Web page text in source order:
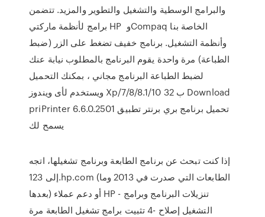
والبرامج الوسطية والتشغيل والتطوير والمزيد. تتضمن
برامج لأنظمة ماركتي HP و ‏Compaq الخاصة بنا
وأنظمة التشغيل. برنامج خفيف تضغط على الزر (ضبط
الطباعة) مرة واحدة يقوم البرنامج بالمطلوب نيابة عنك
لضبط الطباعة البرنامج مجاني ، بمكنك التحميل
ويستخدم لأى ويندوز Xp/7/8/8.1/10 32 ب Download
priPrinter 6.6.0.2501 تحميل برنامج بري برنتر تطبيق
يسمح لك
إذا كنت تبحث عن برنامج الطابعة وبرنامج تشغيلها، اتجه
إلى 123.hp.com (الطابعات التي صدرت في 2013 وما
بعدها) أو دعم عملاء HP - تنزيلات البرنامج وبرامج
التشغيل إصلاح -4 تثبيت برامج تشغيل الطابعة مرة